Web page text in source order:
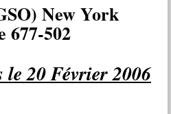
New York
677-502
le 20 Février 2006